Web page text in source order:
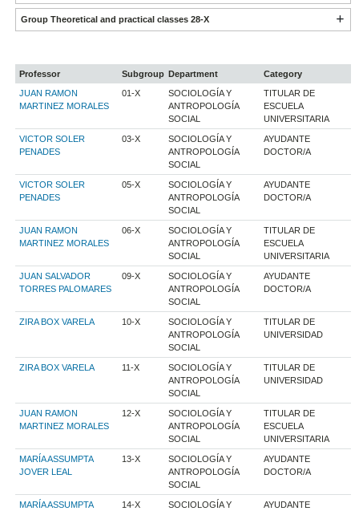
Group Theoretical and practical classes 28-X
Professor Subgroup Department
Category
JUAN RAMON
MARTINEZ MORALES
01-X
SOCIOLOGÍA Y
ANTROPOLOGÍA
SOCIAL
TITULAR DE
ESCUELA
UNIVERSITARIA
VICTOR SOLER
PENADES
03-X
SOCIOLOGÍA Y
ANTROPOLOGÍA
SOCIAL
AYUDANTE
DOCTOR/A
VICTOR SOLER
PENADES
05-X
SOCIOLOGÍA Y
ANTROPOLOGÍA
SOCIAL
AYUDANTE
DOCTOR/A
JUAN RAMON
MARTINEZ MORALES
06-X
SOCIOLOGÍA Y
ANTROPOLOGÍA
SOCIAL
TITULAR DE
ESCUELA
UNIVERSITARIA
JUAN SALVADOR
TORRES PALOMARES
09-X
SOCIOLOGÍA Y
ANTROPOLOGÍA
SOCIAL
AYUDANTE
DOCTOR/A
ZIRA BOX VARELA 10-X
SOCIOLOGÍA Y
ANTROPOLOGÍA
SOCIAL
TITULAR DE
UNIVERSIDAD
ZIRA BOX VARELA 11-X
SOCIOLOGÍA Y
ANTROPOLOGÍA
SOCIAL
TITULAR DE
UNIVERSIDAD
JUAN RAMON
MARTINEZ MORALES
12-X
SOCIOLOGÍA Y
ANTROPOLOGÍA
SOCIAL
TITULAR DE
ESCUELA
UNIVERSITARIA
MARÍA ASSUMPTA
JOVER LEAL
13-X
SOCIOLOGÍA Y
ANTROPOLOGÍA
SOCIAL
AYUDANTE
DOCTOR/A
MARÍA ASSUMPTA
14-X
SOCIOLOGÍA Y
AYUDANTE